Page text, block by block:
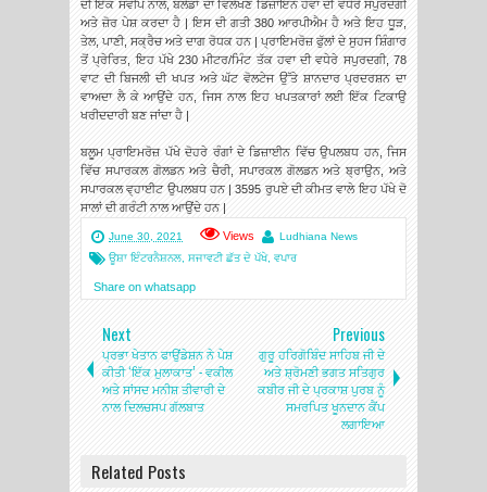
ਦੀ ਇੱਕ ਸਵੀਪ ਨਾਲ, ਬਲੇਡਾਂ ਦਾ ਵਿਲੱਖਣ ਡਿਜ਼ਾਇਨ ਹਵਾ ਦੀ ਵਧੇਰੇ ਸਪੁਰਦਗੀ
ਅਤੇ ਜ਼ੋਰ ਪੇਸ਼ ਕਰਦਾ ਹੈ | ਇਸ ਦੀ ਗਤੀ 380 ਆਰਪੀਐਮ ਹੈ ਅਤੇ ਇਹ ਧੂੜ,
ਤੇਲ, ਪਾਣੀ, ਸਕ੍ਰੈਚ ਅਤੇ ਦਾਗ ਰੋਧਕ ਹਨ | ਪ੍ਰਾਇਮਰੋਜ਼ ਫੁੱਲਾਂ ਦੇ ਸੁਹਜ ਸ਼ਿੰਗਾਰ
ਤੋਂ ਪ੍ਰੇਰਿਤ, ਇਹ ਪੱਖੇ 230 ਮੀਟਰ/ਮਿੰਟ ਤੱਕ ਹਵਾ ਦੀ ਵਧੇਰੇ ਸਪੁਰਦਗੀ, 78
ਵਾਟ ਦੀ ਬਿਜਲੀ ਦੀ ਖਪਤ ਅਤੇ ਘੱਟ ਵੋਲਟੇਜ ਉੱਤੇ ਸ਼ਾਨਦਾਰ ਪ੍ਰਦਰਸ਼ਨ ਦਾ
ਵਾਅਦਾ ਲੈ ਕੇ ਆਉਂਦੇ ਹਨ, ਜਿਸ ਨਾਲ ਇਹ ਖਪਤਕਾਰਾਂ ਲਈ ਇੱਕ ਟਿਕਾਉ
ਖਰੀਦਦਾਰੀ ਬਣ ਜਾਂਦਾ ਹੈ |
ਬਲੂਮ ਪ੍ਰਾਇਮਰੋਜ਼ ਪੱਖੇ ਦੋਹਰੇ ਰੰਗਾਂ ਦੇ ਡਿਜ਼ਾਈਨ ਵਿੱਚ ਉਪਲਬਧ ਹਨ, ਜਿਸ
ਵਿੱਚ ਸਪਾਰਕਲ ਗੋਲਡਨ ਅਤੇ ਚੈਰੀ, ਸਪਾਰਕਲ ਗੋਲਡਨ ਅਤੇ ਬ੍ਰਾਉਨ, ਅਤੇ
ਸਪਾਰਕਲ ਵ੍ਹਾਈਟ ਉਪਲਬਧ ਹਨ | 3595 ਰੁਪਏ ਦੀ ਕੀਮਤ ਵਾਲੇ ਇਹ ਪੱਖੇ ਦੋ
ਸਾਲਾਂ ਦੀ ਗਰੰਟੀ ਨਾਲ ਆਉਂਦੇ ਹਨ |
June 30, 2021 Views
Ludhiana News
ਊਸ਼ਾ ਇੰਟਰਨੈਸ਼ਨਲ, ਸਜਾਵਟੀ ਛੱਤ ਦੇ ਪੱਖੇ, ਵਪਾਰ
Share on whatsapp
Next
ਪ੍ਰਭਾ ਖੇਤਾਨ ਫਾਉਂਡੇਸ਼ਨ ਨੇ ਪੇਸ਼
ਕੀਤੀ ‘ਇੱਕ ਮੁਲਾਕਾਤ’ - ਵਕੀਲ
ਅਤੇ ਸਾਂਸਦ ਮਨੀਸ਼ ਤੀਵਾਰੀ ਦੇ
ਨਾਲ ਦਿਲਚਸਪ ਗੱਲਬਾਤ
Previous
ਗੁਰੂ ਹਰਿਗੋਬਿੰਦ ਸਾਹਿਬ ਜੀ ਦੇ
ਅਤੇ ਸ਼੍ਰੋਮਣੀ ਭਗਤ ਸਤਿਗੁਰ
ਕਬੀਰ ਜੀ ਦੇ ਪ੍ਰਕਾਸ਼ ਪੁਰਬ ਨੂੰ
ਸਮਰਪਿਤ ਖੂਨਦਾਨ ਕੈਂਪ
ਲਗਾਇਆ
Related Posts